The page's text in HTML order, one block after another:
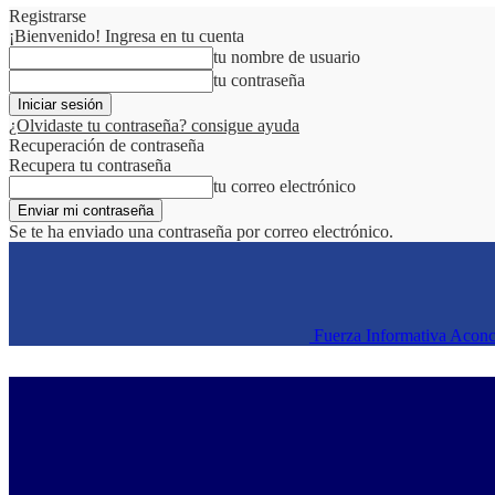
Registrarse
¡Bienvenido! Ingresa en tu cuenta
tu nombre de usuario
tu contraseña
¿Olvidaste tu contraseña? consigue ayuda
Recuperación de contraseña
Recupera tu contraseña
tu correo electrónico
Se te ha enviado una contraseña por correo electrónico.
Fuerza Informativa